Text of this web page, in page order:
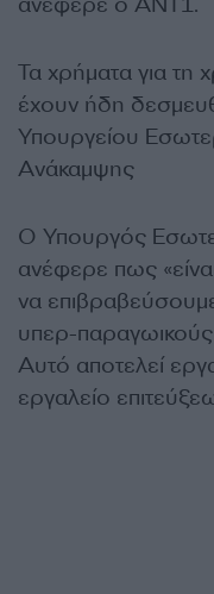
Τα χρήματα για τη
έχουν ήδη
Υπουργείου
Ανάκαμψης
Ο Υπουργός
ανέφερε πως
να
υπερ-
Αυτό αποτελεί
εργαλείο